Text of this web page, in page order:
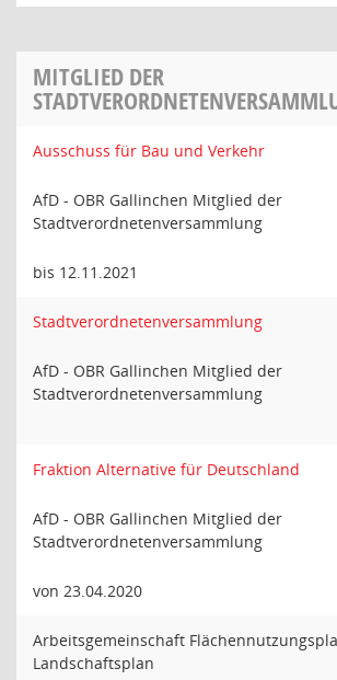
MITGLIED DER
Ausschuss für Bau und Verkehr
AfD - OBR Gallinchen Mitglied der
Stadtverordnetenversammlung
bis 12.11.2021
Stadtverordnetenversammlung
AfD - OBR Gallinchen Mitglied der
Stadtverordnetenversammlung
Fraktion Alternative für Deutschland
AfD - OBR Gallinchen Mitglied der
Stadtverordnetenversammlung
von 23.04.2020
Arbeitsgemeinschaft
Landschaftsplan